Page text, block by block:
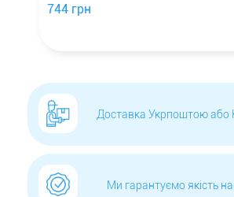
744 грн
Доставка Укрпоштою
Ми гарантуємо якість